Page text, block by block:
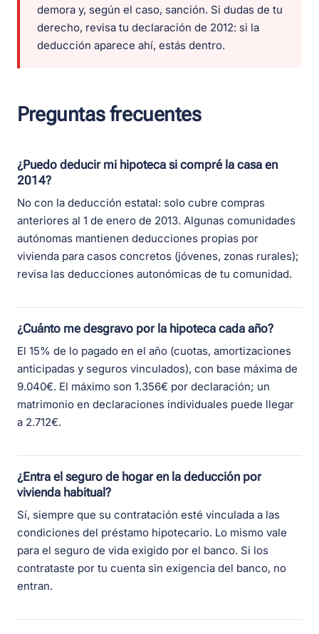
demora y, según el caso, sanción. Si dudas de tu
derecho, revisa tu declaración de 2012: si la
deducción aparece ahí, estás dentro.
Preguntas frecuentes
¿Puedo deducir mi hipoteca si compré la casa en
2014?
No con la deducción estatal: solo cubre compras
anteriores al 1 de enero de 2013. Algunas comunidades
autónomas mantienen deducciones propias por
vivienda para casos concretos (jóvenes, zonas rurales);
revisa las deducciones autonómicas de tu comunidad.
¿Cuánto me desgravo por la hipoteca cada año?
El 15% de lo pagado en el año (cuotas, amortizaciones
anticipadas y seguros vinculados), con base máxima de
9.040€. El máximo son 1.356€ por declaración; un
matrimonio en declaraciones individuales puede llegar
a 2.712€.
¿Entra el seguro de hogar en la deducción por
vivienda habitual?
Sí, siempre que su contratación esté vinculada a las
condiciones del préstamo hipotecario. Lo mismo vale
para el seguro de vida exigido por el banco. Si los
contrataste por tu cuenta sin exigencia del banco, no
entran.